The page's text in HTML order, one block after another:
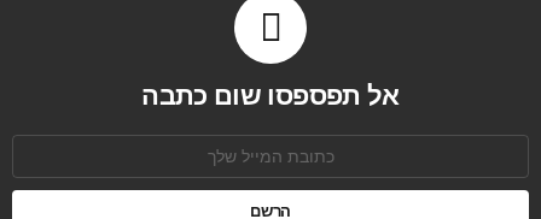
אל תפספסו שום כתבה